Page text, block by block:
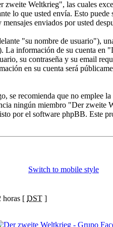
Weltkrieg", las cuales
lo que usted envía. Esto
enviados por usted
"su nombre de usuario"),
información de su cuenta
su contraseña y su email
en su cuenta será
recomienda que no emplee
ningún miembro "Der zweite
por el software phpBB. Este
Switch to mobile style
horas [ DST ]